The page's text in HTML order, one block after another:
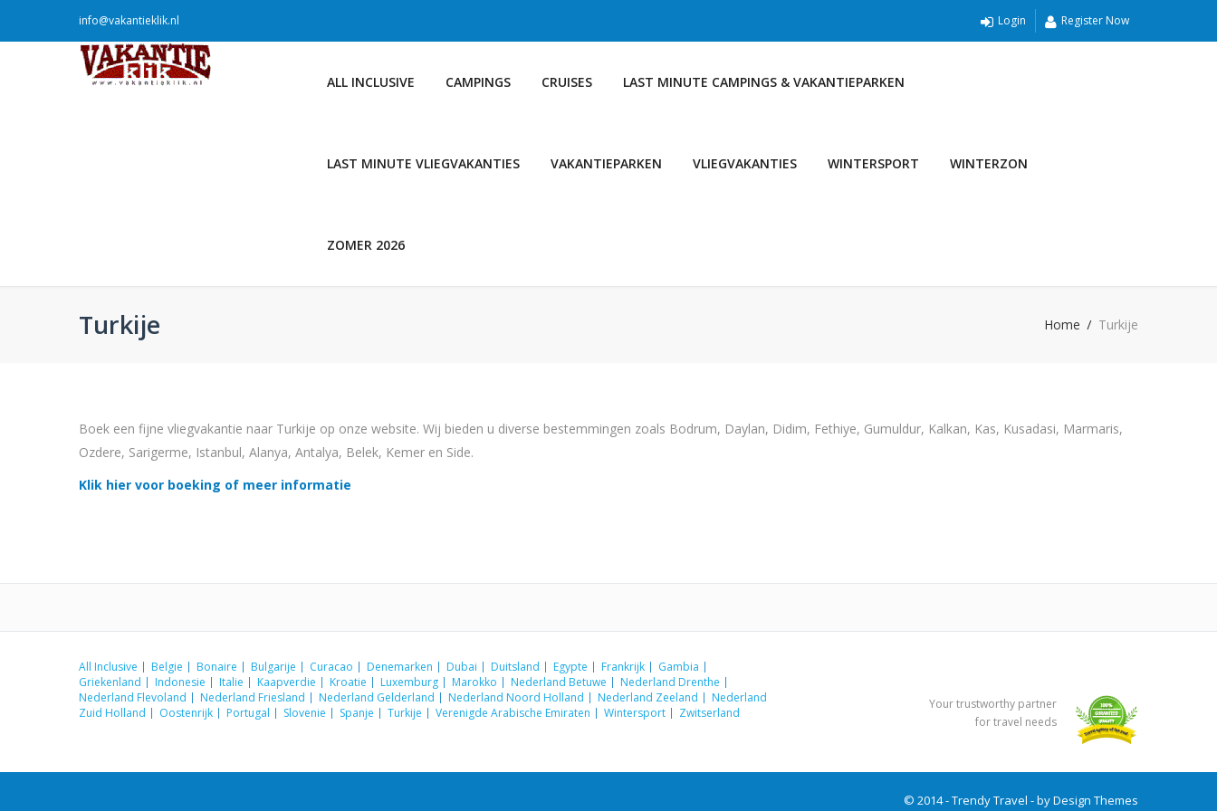
info@vakantieklik.nl Login Register Now
ALL INCLUSIVE CAMPINGS CRUISES LAST MINUTE CAMPINGS & VAKANTIEPARKEN
LAST MINUTE VLIEGVAKANTIES VAKANTIEPARKEN VLIEGVAKANTIES WINTERSPORT WINTERZON
ZOMER 2026
Turkije Home Turkije
Boek een fijne vliegvakantie naar Turkije op onze website. Wij bieden u diverse bestemmingen zoals Bodrum, Daylan, Didim, Fethiye, Gumuldur, Kalkan, Kas, Kusadasi, Marmaris,
Ozdere, Sarigerme, Istanbul, Alanya, Antalya, Belek, Kemer en Side.
Klik hier voor boeking of meer informatie
All Inclusive Belgie Bonaire Bulgarije Curacao Denemarken Dubai Duitsland Egypte Frankrijk
Gambia
Griekenland
Indonesie Italie Kaapverdie Kroatie Luxemburg Marokko Nederland Betuwe
Nederland Drenthe
Nederland Flevoland
Nederland Friesland Nederland Gelderland Nederland Noord Holland Nederland Zeeland
Nederland
Zuid Holland
Oostenrijk Portugal Slovenie Spanje Turkije Verenigde Arabische Emiraten Wintersport Zwitserland
Your trustworthy partner
for travel needs
© 2014 - Trendy Travel - byDesign Themes